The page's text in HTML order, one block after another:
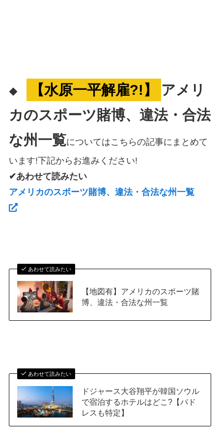
◆ 【水原一平解雇?!】
アメリ
カのスポーツ賭博、違法・合法
な州一覧についてはこちらの記事にまとめて
います!下記からお進みください!
✔あわせて読みたい
アメリカのスポーツ賭博、違法・合法な州一覧
あわせて読みたい
【地図有】アメリカのスポーツ賭
博、違法・合法な州一覧
あわせて読みたい
ドジャース大谷翔平が韓国ソウル
で宿泊するホテルはどこ?【パド
レスも特定】